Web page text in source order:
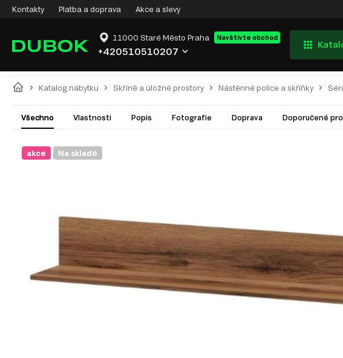
Kontakty Platba a doprava Akce a slevy
11000 Staré Město Praha Navštivte obchod
+420510510207
Katalog nábytku Skříně a úložné prostory Nástěnné police a skříňky
Všechno Vlastnosti Popis Fotografie Doprava Doporučené
akce Na skladě